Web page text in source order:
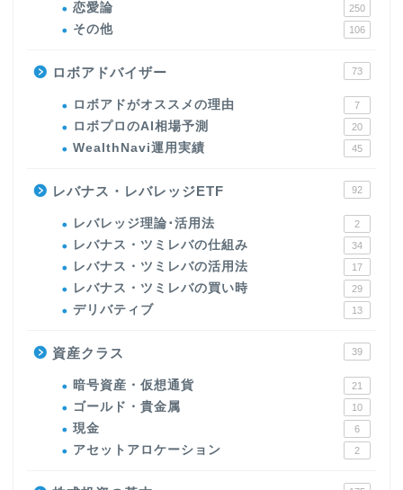
恋愛論 250
その他 106
ロボアドバイザー 73
ロボアドがオススメの理由 7
ロボプロのAI相場予測 20
WealthNavi運用実績 45
レバナス・レバレッジETF 92
レバレッジ理論･活用法 2
レバナス・ツミレバの仕組み 34
レバナス・ツミレバの活用法 17
レバナス・ツミレバの買い時 29
デリバティブ 13
資産クラス 39
暗号資産・仮想通貨 21
ゴールド・貴金属 10
現金 6
アセットアロケーション 2